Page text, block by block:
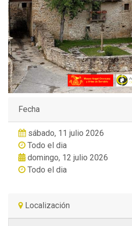
Fecha
sábado, 11 julio 2026
Todo el dia
domingo, 12 julio 2026
Todo el dia
Localización